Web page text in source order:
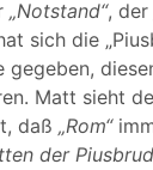
„Notstand“, der
sich die
gegeben,
Matt sieht
daß „Rom“
der